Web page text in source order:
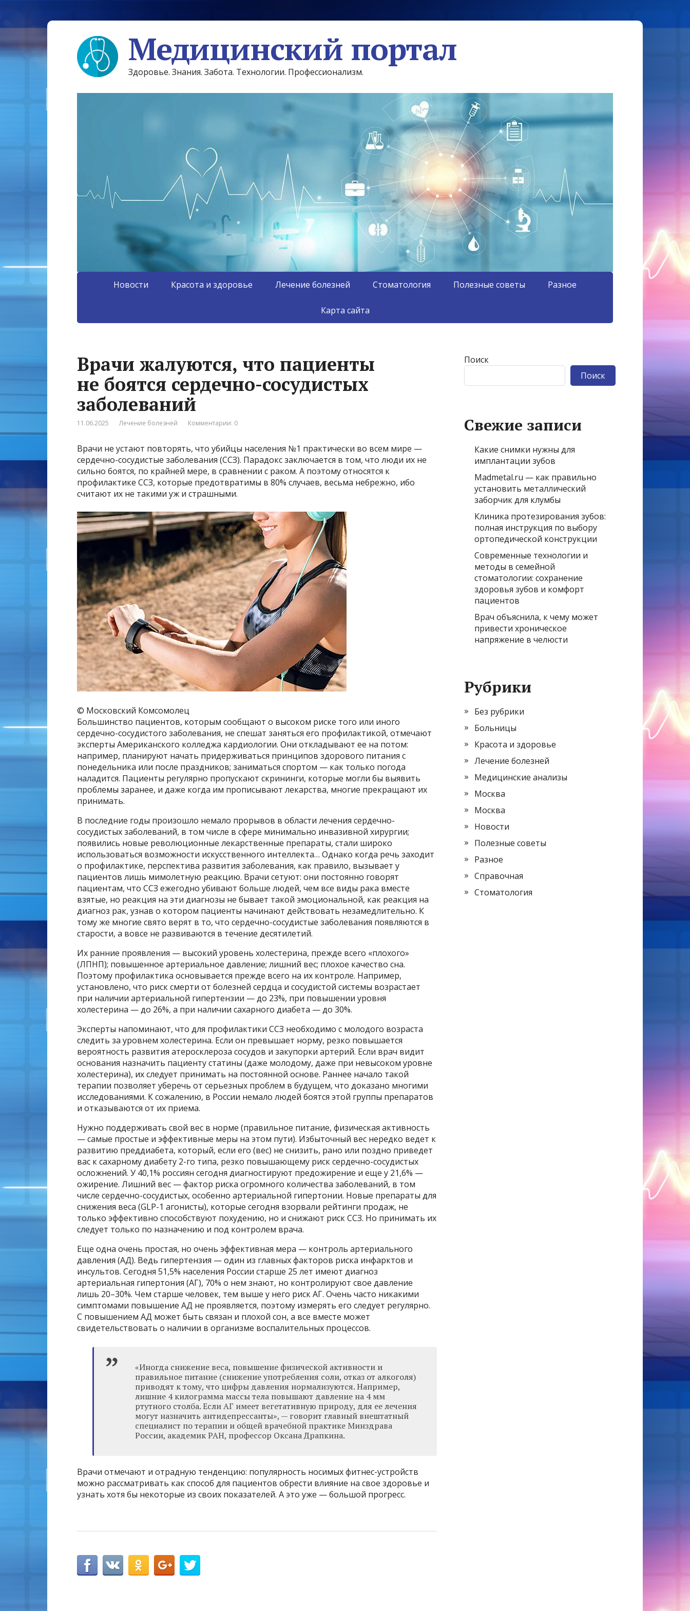
Медицинский портал
Здоровье. Знания. Забота. Технологии. Профессионализм.
Новости Красота и здоровье Лечение болезней Стоматология Полезные советы Разное
Карта сайта
Врачи жалуются, что пациенты
не боятся сердечно-сосудистых
заболеваний
11.06.2025 Лечение болезней Комментарии: 0
Врачи не устают повторять, что убийцы населения №1 практически во всем мире —
сердечно-сосудистые заболевания (ССЗ). Парадокс заключается в том, что люди их не
сильно боятся, по крайней мере, в сравнении с раком. А поэтому относятся к
профилактике ССЗ, которые предотвратимы в 80% случаев, весьма небрежно, ибо
считают их не такими уж и страшными.
© Московский Комсомолец
Большинство пациентов, которым сообщают о высоком риске того или иного
сердечно-сосудистого заболевания, не спешат заняться его профилактикой, отмечают
эксперты Американского колледжа кардиологии. Они откладывают ее на потом:
например, планируют начать придерживаться принципов здорового питания с
понедельника или после праздников; заниматься спортом — как только погода
наладится. Пациенты регулярно пропускают скрининги, которые могли бы выявить
проблемы заранее, и даже когда им прописывают лекарства, многие прекращают их
принимать.
В последние годы произошло немало прорывов в области лечения сердечно-
сосудистых заболеваний, в том числе в сфере минимально инвазивной хирургии;
появились новые революционные лекарственные препараты, стали широко
использоваться возможности искусственного интеллекта… Однако когда речь заходит
о профилактике, перспектива развития заболевания, как правило, вызывает у
пациентов лишь мимолетную реакцию. Врачи сетуют: они постоянно говорят
пациентам, что ССЗ ежегодно убивают больше людей, чем все виды рака вместе
взятые, но реакция на эти диагнозы не бывает такой эмоциональной, как реакция на
диагноз рак, узнав о котором пациенты начинают действовать незамедлительно. К
тому же многие свято верят в то, что сердечно-сосудистые заболевания появляются в
старости, а вовсе не развиваются в течение десятилетий.
Их ранние проявления — высокий уровень холестерина, прежде всего «плохого»
(ЛПНП); повышенное артериальное давление; лишний вес; плохое качество сна.
Поэтому профилактика основывается прежде всего на их контроле. Например,
установлено, что риск смерти от болезней сердца и сосудистой системы возрастает
при наличии артериальной гипертензии — до 23%, при повышении уровня
холестерина — до 26%, а при наличии сахарного диабета — до 30%.
Эксперты напоминают, что для профилактики ССЗ необходимо с молодого возраста
следить за уровнем холестерина. Если он превышает норму, резко повышается
вероятность развития атеросклероза сосудов и закупорки артерий. Если врач видит
основания назначить пациенту статины (даже молодому, даже при невысоком уровне
холестерина), их следует принимать на постоянной основе. Раннее начало такой
терапии позволяет уберечь от серьезных проблем в будущем, что доказано многими
исследованиями. К сожалению, в России немало людей боятся этой группы препаратов
и отказываются от их приема.
Нужно поддерживать свой вес в норме (правильное питание, физическая активность
— самые простые и эффективные меры на этом пути). Избыточный вес нередко ведет к
развитию преддиабета, который, если его (вес) не снизить, рано или поздно приведет
вас к сахарному диабету 2-го типа, резко повышающему риск сердечно-сосудистых
осложнений. У 40,1% россиян сегодня диагностируют предожирение и еще у 21,6% —
ожирение. Лишний вес — фактор риска огромного количества заболеваний, в том
числе сердечно-сосудистых, особенно артериальной гипертонии. Новые препараты для
снижения веса (GLP-1 агонисты), которые сегодня взорвали рейтинги продаж, не
только эффективно способствуют похудению, но и снижают риск ССЗ. Но принимать их
следует только по назначению и под контролем врача.
Еще одна очень простая, но очень эффективная мера — контроль артериального
давления (АД). Ведь гипертензия — один из главных факторов риска инфарктов и
инсультов. Сегодня 51,5% населения России старше 25 лет имеют диагноз
артериальная гипертония (АГ), 70% о нем знают, но контролируют свое давление
лишь 20–30%. Чем старше человек, тем выше у него риск АГ. Очень часто никакими
симптомами повышение АД не проявляется, поэтому измерять его следует регулярно.
С повышением АД может быть связан и плохой сон, а все вместе может
свидетельствовать о наличии в организме воспалительных процессов.
«Иногда снижение веса, повышение физической активности и
правильное питание (снижение употребления соли, отказ от алкоголя)
приводят к тому, что цифры давления нормализуются. Например,
лишние 4 килограмма массы тела повышают давление на 4 мм
ртутного столба. Если АГ имеет вегетативную природу, для ее лечения
могут назначить антидепрессанты», — говорит главный внештатный
специалист по терапии и общей врачебной практике Минздрава
России, академик РАН, профессор Оксана Драпкина.
Врачи отмечают и отрадную тенденцию: популярность носимых фитнес-устройств
можно рассматривать как способ для пациентов обрести влияние на свое здоровье и
узнать хотя бы некоторые из своих показателей. А это уже — большой прогресс.
Поиск
Поиск
Свежие записи
Какие снимки нужны для
имплантации зубов
Madmetal.ru — как правильно
установить металлический
заборчик для клумбы
Клиника протезирования зубов:
полная инструкция по выбору
ортопедической конструкции
Современные технологии и
методы в семейной
стоматологии: сохранение
здоровья зубов и комфорт
пациентов
Врач объяснила, к чему может
привести хроническое
напряжение в челюсти
Рубрики
Без рубрики
Больницы
Красота и здоровье
Лечение болезней
Медицинские анализы
Москва
Москва
Новости
Полезные советы
Разное
Справочная
Стоматология